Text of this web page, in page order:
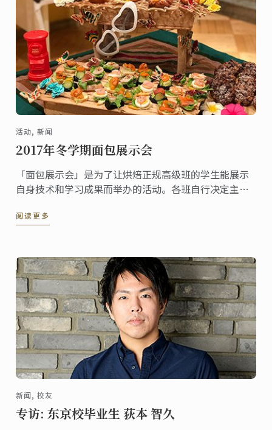
活动, 新闻
2017年冬学期面包展示会
「面包展示会」是为了让烘焙正规高级班的学生能展示
自身技术和学习成果而举办的活动。各班自行决定主
临现场的嘉宾能参观与品尝。今年3月底，举行了2017
阅读更多
新闻, 校友
专访: 东京校毕业生 荻本 智久